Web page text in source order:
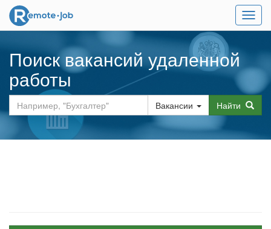
Меню
Поиск вакансий удаленной
работы
Вакансии Найти